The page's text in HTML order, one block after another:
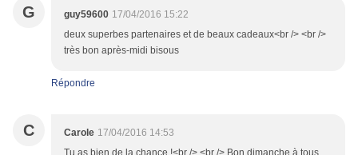
G guy59600 17/04/2016 15:22
deux superbes partenaires et de beaux cadeaux<br /> <br />
très bon après-midi bisous
Répondre
C Carole 17/04/2016 14:53
Tu as bien de la chance !<br /> <br /> Bon dimanche à tous